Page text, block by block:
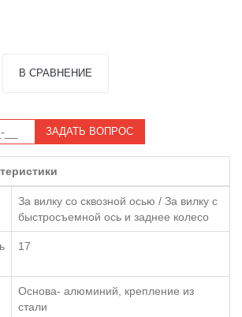
В СРАВНЕНИЕ
ЗАДАТЬ ВОПРОС
За вилку со сквозной осью / За вилку с
быстросъемной ось и заднее колесо
17
Основа- алюминий, крепление из
стали